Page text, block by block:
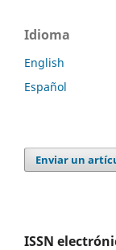
Idioma
English
Español
Enviar un
ISSN